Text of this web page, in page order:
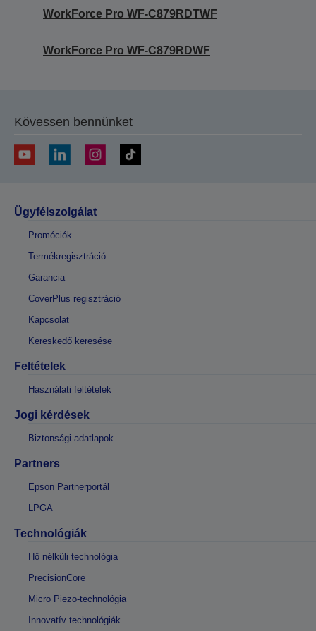
WorkForce Pro WF-C879RDTWF
WorkForce Pro WF-C879RDWF
Kövessen bennünket
Ügyfélszolgálat
Promóciók
Termékregisztráció
Garancia
CoverPlus regisztráció
Kapcsolat
Kereskedő keresése
Feltételek
Használati feltételek
Jogi kérdések
Biztonsági adatlapok
Partners
Epson Partnerportál
LPGA
Technológiák
Hő nélküli technológia
PrecisionCore
Micro Piezo-technológia
Innovatív technológiák